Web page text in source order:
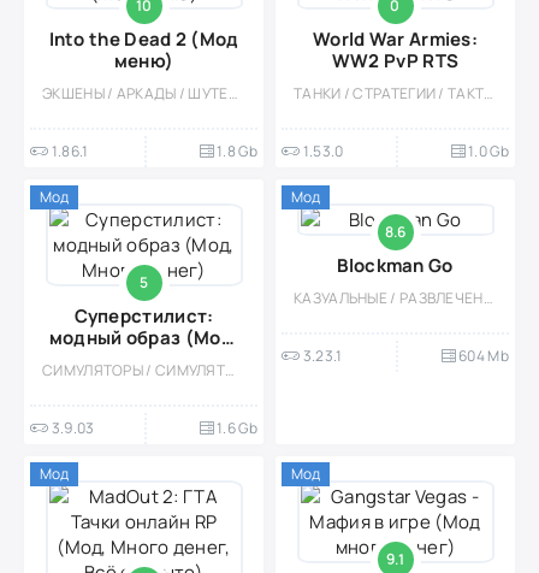
10
Into the Dead 2 (Мод
меню)
ЭКШЕНЫ / АРКАДЫ / ШУТЕРЫ / КАЗУАЛЬНЫЕ / ОДНОПОЛЬЗОВАТЕЛЬСКИЕ / СТИЛИЗАЦИЯ / ОФЛАЙН / ОТ ПЕРВОГО ЛИЦА / ЗОМБИ / МОД / БОССЫ / БОЛЬШАЯ / 3D
1.86.1 1.8 Gb
0
World War Armies:
WW2 PvP RTS
ТАНКИ / СТРАТЕГИИ / ТАКТИЧЕСКИЕ / МНОГОПОЛЬЗОВАТЕЛЬСКАЯ / СОРЕВНОВАТЕЛЬНАЯ / СТИЛИЗАЦИЯ / РЕАЛИЗМ / ЭКШЕНЫ / ВТОРАЯ МИРОВАЯ / RTS / БОЛЬШАЯ / PVP
1.53.0 1.0 Gb
5
Суперстилист:
модный образ (Мод,
Много денег)
СИМУЛЯТОРЫ / СИМУЛЯТОРЫ ЖИЗНИ / КАЗУАЛЬНЫЕ / ОДНОПОЛЬЗОВАТЕЛЬСКИЕ / СТИЛИЗАЦИЯ / ОФЛАЙН / МОД / ВСТРОЕННЫЙ КЕШ / ДЛЯ ДЕТЕЙ / ДЕВОЧКАМ / БОЛЬШАЯ
3.9.03 1.6 Gb
Мод
8.6
Blockman Go
КАЗУАЛЬНЫЕ / РАЗВЛЕЧЕНИЯ / МНОГОПОЛЬЗОВАТЕЛЬСКАЯ / СОРЕВНОВАТЕЛЬНАЯ / ОДНОПОЛЬЗОВАТЕЛЬСКИЕ / СТИЛИЗАЦИЯ / ПИКСЕЛЬНАЯ / 3D / ГОЛОВОЛОМКИ / БОЛЬШАЯ / МОД
3.23.1 604 Mb
Мод
Мод
9.1
Мод